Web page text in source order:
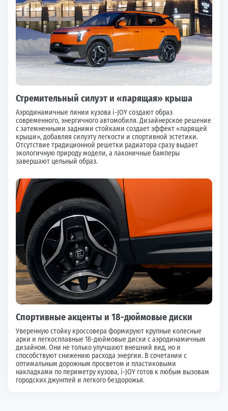
Стремительный силуэт и «парящая» крыша
Аэродинамичные линии кузова i-JOY создают образ
современного, энергичного автомобиля. Дизайнерское решение
с затемненными задними стойками создает эффект «парящей
крыши», добавляя силуэту легкости и спортивной эстетики.
Отсутствие традиционной решетки радиатора сразу выдает
экологичную природу модели, а лаконичные бамперы
завершают цельный образ.
Спортивные акценты и 18-дюймовые диски
Уверенную стойку кроссовера формируют крупные колесные
арки и легкосплавные 18-дюймовые диски с аэродинамичным
дизайном. Они не только улучшают внешний вид, но и
способствуют снижению расхода энергии. В сочетании с
оптимальным дорожным просветом и пластиковыми
накладками по периметру кузова, i-JOY готов к любым вызовам
городских джунглей и легкого бездорожья.